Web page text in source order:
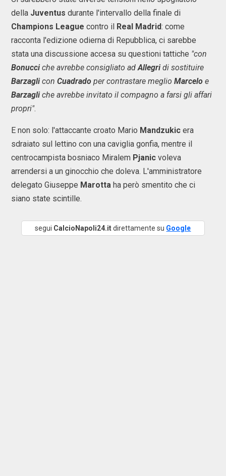
della Juventus durante l'intervallo della finale di
Champions League contro il Real Madrid: come
racconta l'edizione odierna di Repubblica, ci sarebbe
stata una discussione accesa su questioni tattiche "con
Bonucciche avrebbe consigliato adAllegridi sostituire
Barzaglicon Cuadrado per contrastare meglio Marcelo e
Barzagliche avrebbe invitato il compagno a farsi gli affari
propri".
E non solo: l'attaccante croato Mario Mandzukic era
sdraiato sul lettino con una caviglia gonfia, mentre il
centrocampista bosniaco Miralem Pjanic voleva
arrendersi a un ginocchio che doleva. L'amministratore
delegato Giuseppe Marotta ha però smentito che ci
siano state scintille.
segui CalcioNapoli24.itdirettamente su Google